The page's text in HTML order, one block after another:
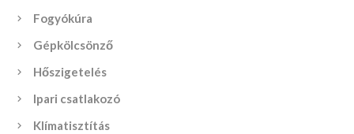
Fogyókúra
Gépkölcsönző
Hőszigetelés
Ipari csatlakozó
Klímatisztítás